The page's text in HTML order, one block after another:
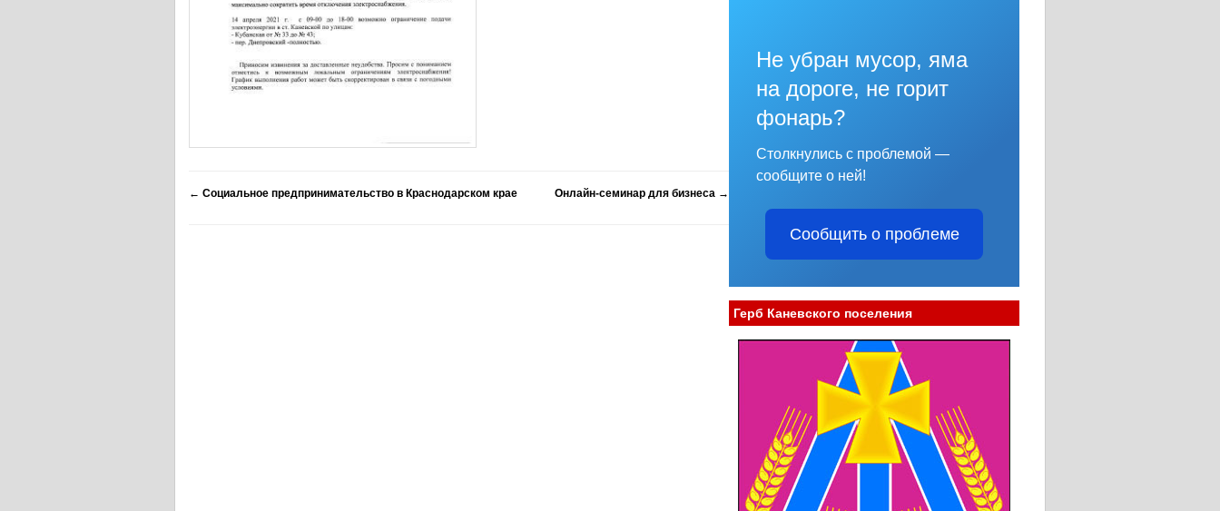
← Социальное предпринимательство в Краснодарском крае Онлайн-семинар для бизнеса →
Не убран мусор, яма
на дороге, не горит
фонарь?
Столкнулись с проблемой —
сообщите о ней!
Сообщить о проблеме
Герб Каневского поселения